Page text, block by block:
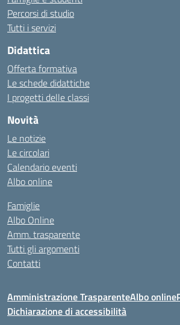
Percorsi di studio
Tutti i servizi
Didattica
Offerta formativa
Le schede didattiche
I progetti delle classi
Novità
Le notizie
Le circolari
Calendario eventi
Albo online
Famiglie
Albo Online
Amm. trasparente
Tutti gli argomenti
Contatti
Amministrazione TrasparenteAlbo online
Dichiarazione di accessibilità